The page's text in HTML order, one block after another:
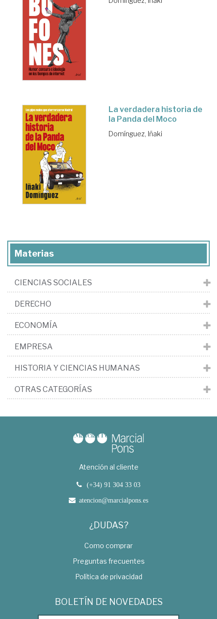
La verdadera historia de
la Panda del Moco
Domínguez, Iñaki
Materias
CIENCIAS SOCIALES
DERECHO
ECONOMÍA
EMPRESA
HISTORIA Y CIENCIAS HUMANAS
OTRAS CATEGORÍAS
Atención al cliente
(+34) 91 304 33 03
atencion@marcialpons.es
¿DUDAS?
Como comprar
Preguntas frecuentes
Política de privacidad
BOLETÍN DE NOVEDADES